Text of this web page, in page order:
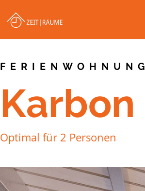
FERIENWOHNUNG
Karbon
Optimal für 2 Personen